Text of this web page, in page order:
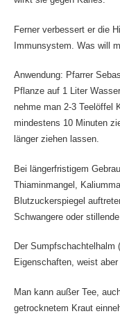
Ferner verbessert er die
Immunsystem. Was will
Anwendung: Pfarrer
Pflanze auf 1 Liter
nehme man 2-3 Teelöffel
mindestens 10 Minuten
länger ziehen lassen.
Bei längerfristigem
Thiaminmangel,
Blutzuckerspiegel
Schwangere oder
Der Sumpfschachtelhalm
Eigenschaften, weist
Man kann außer Tee,
getrocknetem Kraut